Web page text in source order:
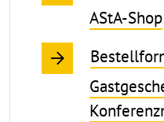
AStA-Shop